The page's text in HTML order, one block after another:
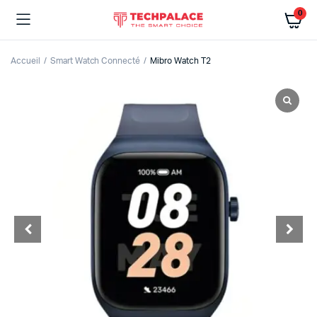
0
Accueil Smart Watch Connecté Mibro Watch T2